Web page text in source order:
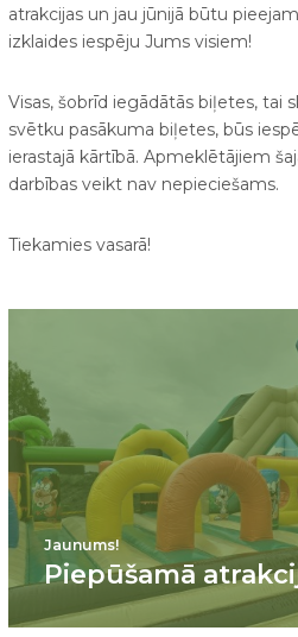
atrakcijas un jau jūnijā būtu
izklaides iespēju Jums visiem!
Visas, šobrīd iegādātās biļetes, tai
svētku pasākuma biļetes, būs
ierastajā kārtībā. Apmeklētājiem
darbības veikt nav nepieciešams.
Tiekamies vasarā!
Jaunums!
Piepūšamā